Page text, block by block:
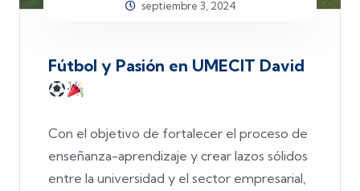
septiembre 3, 2024
Fútbol y Pasión en UMECIT David
Con el objetivo de fortalecer el proceso de
enseñanza-aprendizaje y crear lazos sólidos
entre la universidad y el sector empresarial,